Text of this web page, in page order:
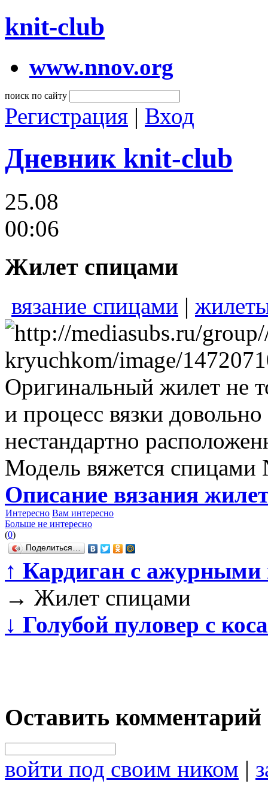
knit-club
www.nnov.org
поиск по сайту
Регистрация | Вход
Дневник knit-club
25.08
00:06
Жилет спицами
вязание спицами |
Оригинальный жилет не
и процесс вязки довольно
нестандартно
Модель вяжется
Описание вязания
Интересно Вам интересно
Больше не интересно
(0)
Поделиться…
↑ Кардиган с ажурными
→ Жилет спицами
↓ Голубой пуловер с
Оставить комментарий
войти под своим ником |